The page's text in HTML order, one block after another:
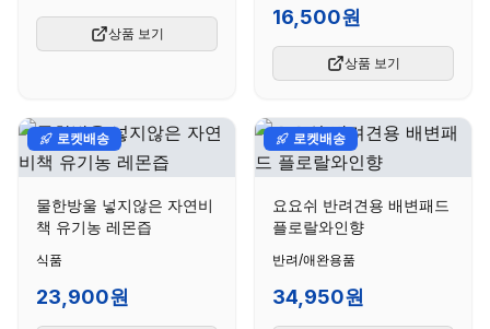
상품 보기
16,500원
상품 보기
로켓배송
물한방울 넣지않은 자연비
책 유기농 레몬즙
식품
23,900원
로켓배송
요요쉬 반려견용 배변패드
플로랄와인향
반려/애완용품
34,950원